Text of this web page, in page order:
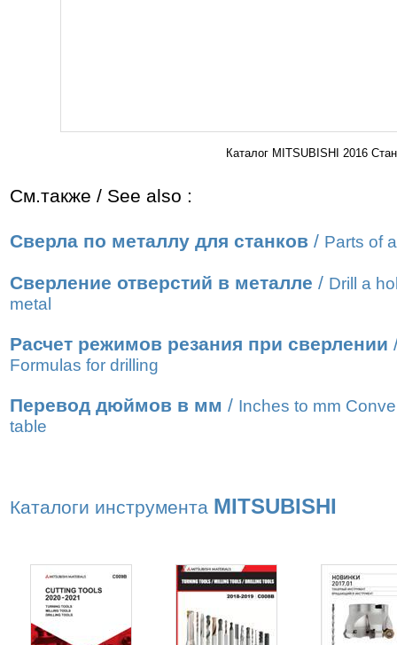
Каталог MITSUBISHI 2016
См.также / See also :
Сверла по металлу для станков / Parts of
Сверление отверстий в металле / Drill a
metal
Расчет режимов резания при сверлении
Formulas for drilling
Перевод дюймов в мм / Inches to mm
table
Каталоги инструмента MITSUBISHI